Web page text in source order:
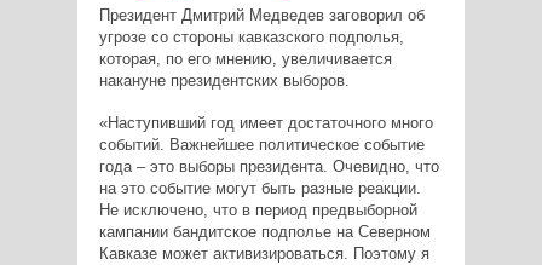
Президент Дмитрий Медведев заговорил об
угрозе со стороны кавказского подполья,
которая, по его мнению, увеличивается
накануне президентских выборов.
«Наступивший год имеет достаточного много
событий. Важнейшее политическое событие
года – это выборы президента. Очевидно, что
на это событие могут быть разные реакции.
Не исключено, что в период предвыборной
кампании бандитское подполье на Северном
Кавказе может активизироваться. Поэтому я